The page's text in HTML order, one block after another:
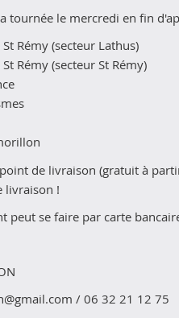
tournée le mercredi en fin
Rémy (secteur Lathus)
Rémy (secteur St Rémy)
de livraison (gratuit à
livraison !
peut se faire par carte
/ 06 32 21 12 75